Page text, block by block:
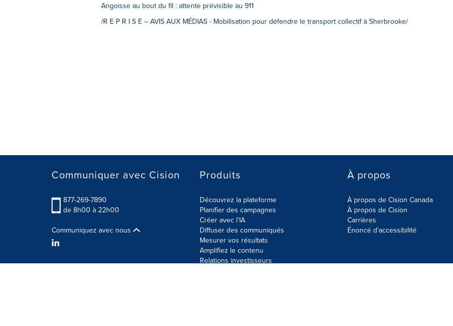
Angoisse au bout du fil : attente prévisible au 911
/R E P R I S E -- AVIS AUX MÉDIAS - Mobilisation pour défendre le transport collectif à Sherbrooke/
Communiquer avec Cision
877-269-7890
de 8h00 à 22h00
Communiquez avec nous
Produits
Découvrez la plateforme
Planifier des campagnes
Créer avec l'IA
Diffuser des communiqués
Mesurer vos résultats
Amplifiez le contenu
Relations investisseurs
À propos
À propos de Cision Canada
À propos de Cision
Carrières
Énoncé d'accessibilité